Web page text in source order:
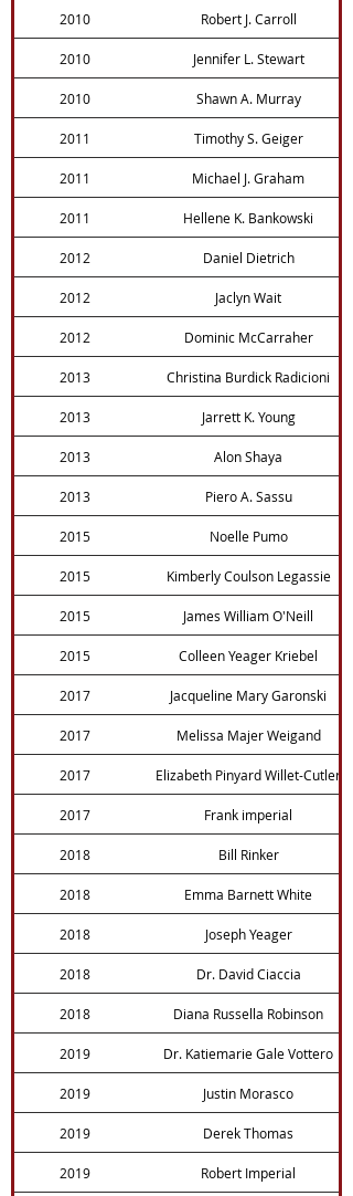
2010 Robert J. Carroll
2010 Jennifer L. Stewart
2010 Shawn A. Murray
2011 Timothy S. Geiger
2011 Michael J. Graham
2011 Hellene K. Bankowski
2012 Daniel Dietrich
2012 Jaclyn Wait
2012 Dominic McCarraher
2013 Christina Burdick Radicioni
2013 Jarrett K. Young
2013 Alon Shaya
2013 Piero A. Sassu
2015 Noelle Pumo
2015 Kimberly Coulson Legassie
2015 James William O'Neill
2015 Colleen Yeager Kriebel
2017 Jacqueline Mary Garonski
2017 Melissa Majer Weigand
2017 Elizabeth Pinyard Willet-Cutler
2017 Frank imperial
2018 Bill Rinker
2018 Emma Barnett White
2018 Joseph Yeager
2018 Dr. David Ciaccia
2018 Diana Russella Robinson
2019 Dr. Katiemarie Gale Vottero
2019 Justin Morasco
2019 Derek Thomas
2019 Robert Imperial